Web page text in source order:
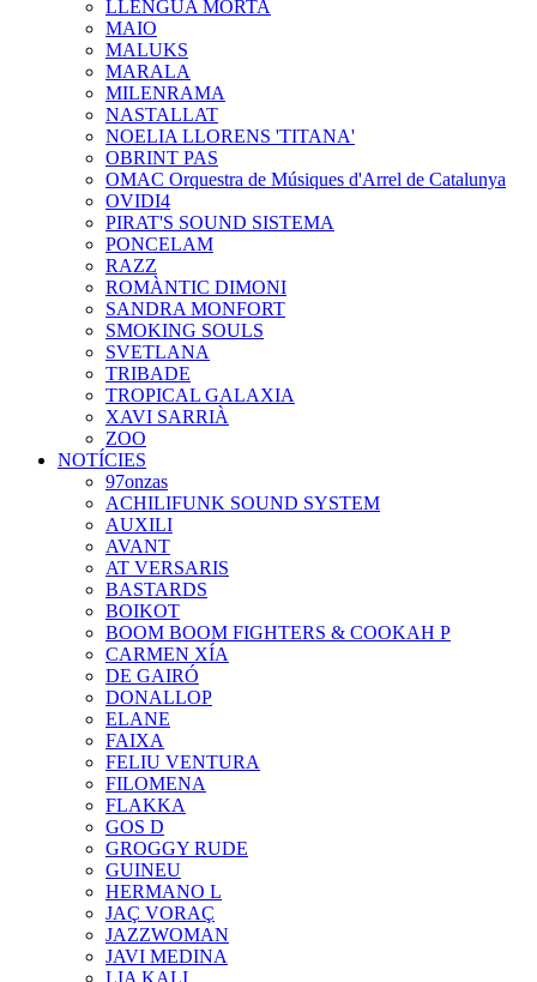
LLENGUA MORTA
MAIO
MALUKS
MARALA
MILENRAMA
NASTALLAT
NOELIA LLORENS 'TITANA'
OBRINT PAS
OMAC Orquestra de Músiques d'Arrel de Catalunya
OVIDI4
PIRAT'S SOUND SISTEMA
PONCELAM
RAZZ
ROMÀNTIC DIMONI
SANDRA MONFORT
SMOKING SOULS
SVETLANA
TRIBADE
TROPICAL GALAXIA
XAVI SARRIÀ
ZOO
NOTÍCIES
97onzas
ACHILIFUNK SOUND SYSTEM
AUXILI
AVANT
AT VERSARIS
BASTARDS
BOIKOT
BOOM BOOM FIGHTERS & COOKAH P
CARMEN XÍA
DE GAIRÓ
DONALLOP
ELANE
FAIXA
FELIU VENTURA
FILOMENA
FLAKKA
GOS D
GROGGY RUDE
GUINEU
HERMANO L
JAÇ VORAÇ
JAZZWOMAN
JAVI MEDINA
LIA KALI